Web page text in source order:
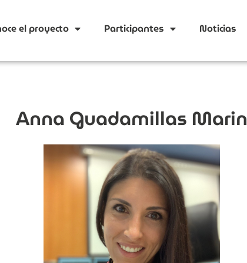
el proyecto Participantes Noticias
Anna Guadamillas Marin